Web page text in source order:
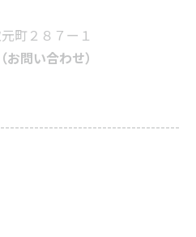
町２８７ー１
問い合わせ）